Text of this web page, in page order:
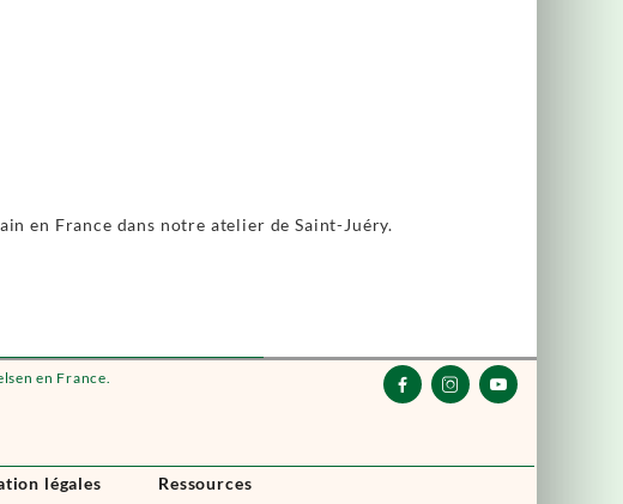
en France.
légales Ressources
  
en France dans notre atelier de Saint-Juéry.